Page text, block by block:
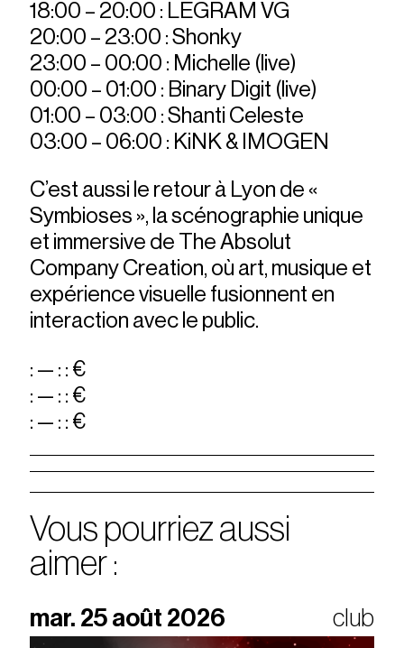
18:00 – 20:00 : LEGRAM VG
20:00 – 23:00 : Shonky
23:00 – 00:00 : Michelle (live)
00:00 – 01:00 : Binary Digit (live)
01:00 – 03:00 : Shanti Celeste
03:00 – 06:00 : KiNK & IMOGEN
C’est aussi le retour à Lyon de «
Symbioses », la scénographie unique
et immersive de The Absolut
Company Creation, où art, musique et
expérience visuelle fusionnent en
interaction avec le public.
: — : : €
: — : : €
: — : : €
Vous pourriez aussi
aimer :
mar. 25 août 2026 club